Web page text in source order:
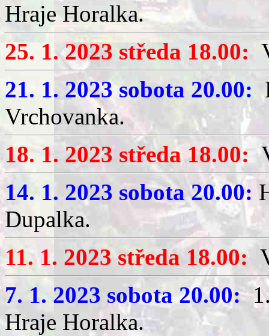
Hraje Horalka.
25. 1. 2023 středa 18.00:
21. 1. 2023 sobota 20.00:
Vrchovanka.
18. 1. 2023 středa 18.00:
14. 1. 2023 sobota 20.00:
Dupalka.
11. 1. 2023 středa 18.00:
7. 1. 2023 sobota 20.00:1.
Hraje Horalka.